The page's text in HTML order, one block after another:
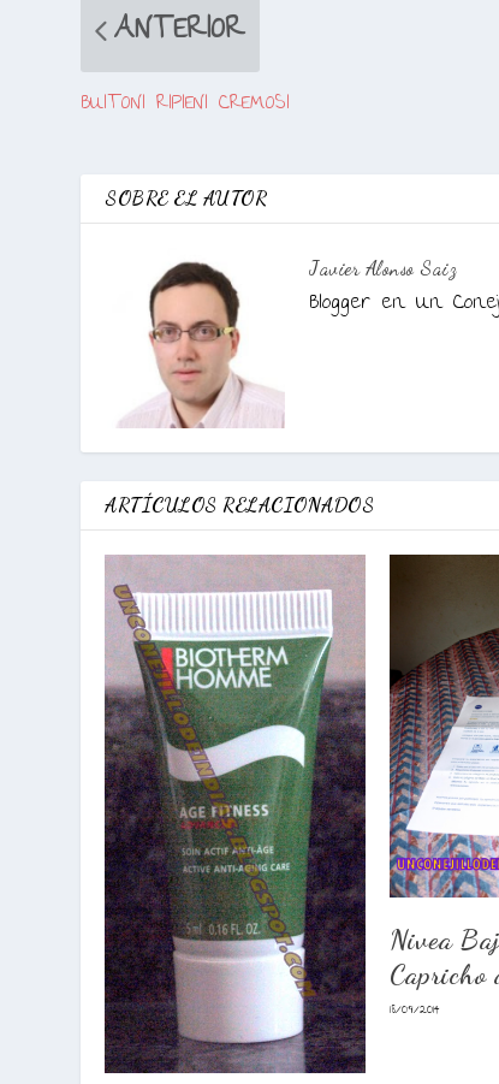
ANTERIOR
BUITONI RIPIENI CREMOSI
SOBRE EL AUTOR
Javier Alonso Saiz
Blogger en Un
ARTÍCULOS RELACIONADOS
Nivea
Capricho
18/09/2014